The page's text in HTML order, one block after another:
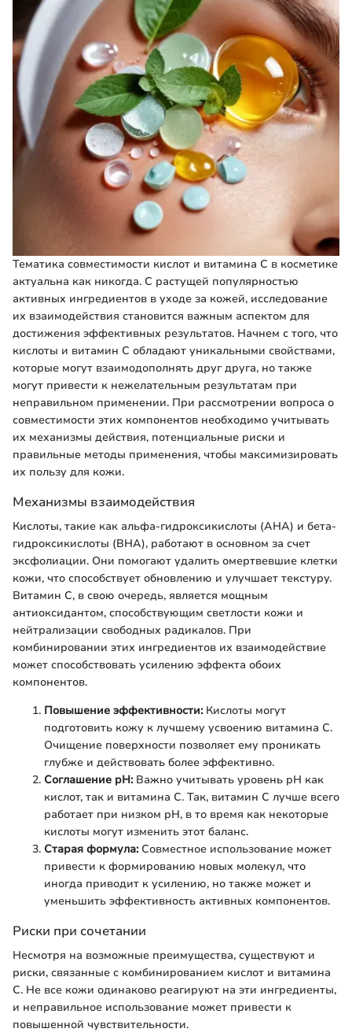
Тематика совместимости кислот и витамина С в косметике
актуальна как никогда. С растущей популярностью
активных ингредиентов в уходе за кожей, исследование
их взаимодействия становится важным аспектом для
достижения эффективных результатов. Начнем с того, что
кислоты и витамин С обладают уникальными свойствами,
которые могут взаимодополнять друг друга, но также
могут привести к нежелательным результатам при
неправильном применении. При рассмотрении вопроса о
совместимости этих компонентов необходимо учитывать
их механизмы действия, потенциальные риски и
правильные методы применения, чтобы максимизировать
их пользу для кожи.
Механизмы взаимодействия
Кислоты, такие как альфа-гидроксикислоты (AHA) и бета-
гидроксикислоты (BHA), работают в основном за счет
эксфолиации. Они помогают удалить омертвевшие клетки
кожи, что способствует обновлению и улучшает текстуру.
Витамин С, в свою очередь, является мощным
антиоксидантом, способствующим светлости кожи и
нейтрализации свободных радикалов. При
комбинировании этих ингредиентов их взаимодействие
может способствовать усилению эффекта обоих
компонентов.
Повышение эффективности:Кислоты могут
подготовить кожу к лучшему усвоению витамина С.
Очищение поверхности позволяет ему проникать
глубже и действовать более эффективно.
Соглашение pH:Важно учитывать уровень pH как
кислот, так и витамина С. Так, витамин С лучше всего
работает при низком pH, в то время как некоторые
кислоты могут изменить этот баланс.
Старая формула:Совместное использование может
привести к формированию новых молекул, что
иногда приводит к усилению, но также может и
уменьшить эффективность активных компонентов.
Риски при сочетании
Несмотря на возможные преимущества, существуют и
риски, связанные с комбинированием кислот и витамина
С. Не все кожи одинаково реагируют на эти ингредиенты,
и неправильное использование может привести к
повышенной чувствительности.